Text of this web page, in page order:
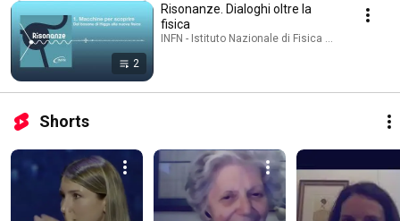
2
Risonanze. Dialoghi oltre la
fisica
INFN - Istituto Nazionale di Fisica Nucleare ·
Shorts